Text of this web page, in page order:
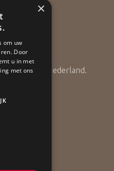
Nederland.
×
om uw
Door
u in met
met ons